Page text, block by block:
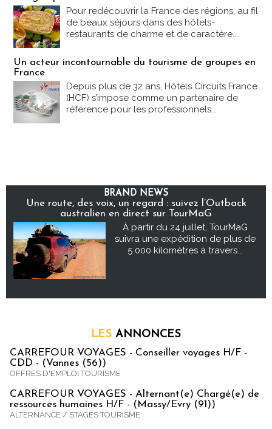
Pour redécouvrir la France des régions, au fil
de beaux séjours dans des hôtels-
restaurants de charme et de caractère....
Un acteur incontournable du tourisme de groupes en
France
Depuis plus de 32 ans, Hôtels Circuits France
(HCF) s’impose comme un partenaire de
référence pour les professionnels...
BRAND NEWS
Une route, des voix, un regard : suivez l’Outback
australien en direct sur TourMaG
À partir du 24 juillet, TourMaG
suivra une expédition de plus de
5 000 kilomètres à travers...
LES ANNONCES
CARREFOUR VOYAGES - Conseiller voyages H/F -
CDD - (Vannes (56))
OFFRES D'EMPLOI TOURISME
CARREFOUR VOYAGES - Alternant(e) Chargé(e) de
ressources humaines H/F - (Massy/Evry (91))
ALTERNANCE / STAGES TOURISME